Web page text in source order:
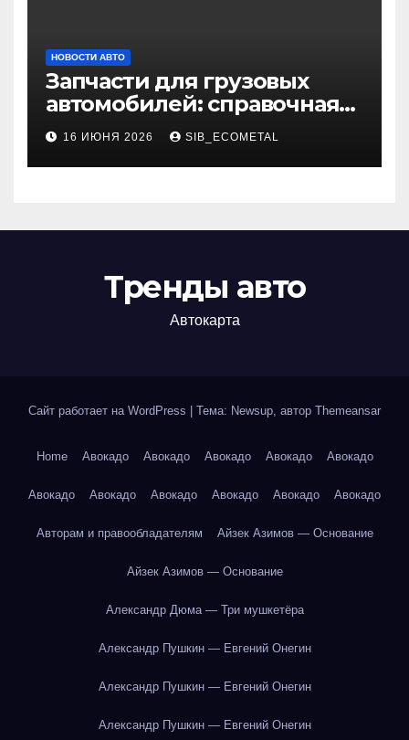
НОВОСТИ АВТО
Запчасти для грузовых
автомобилей: справочная
база по корейским и
японским моделям
16 ИЮНЯ 2026 SIB_ECOMETAL
Тренды авто
Автокарта
Сайт работает на WordPress Тема: Newsup, автор Themeansar
Home Авокадо Авокадо Авокадо Авокадо Авокадо
Авокадо Авокадо Авокадо Авокадо Авокадо Авокадо
Авторам и правообладателям Айзек Азимов — Основание
Айзек Азимов — Основание
Александр Дюма — Три мушкетёра
Александр Пушкин — Евгений Онегин
Александр Пушкин — Евгений Онегин
Александр Пушкин — Евгений Онегин